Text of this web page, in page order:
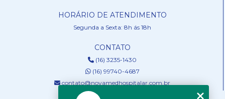
HORÁRIO DE ATENDIMENTO
Segunda a Sexta: 8h ás 18h
CONTATO
(16) 3235-1430
(16) 99740-4687
contato@novamedhospitalar.com.br